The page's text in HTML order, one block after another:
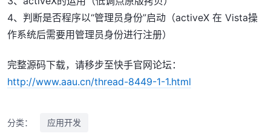
4、判断是否程序以“管理员身份”启动（activeX 在 Vista操
作系统后需要用管理员身份进行注册）
完整源码下载，请移步至快手官网论坛：
http://www.aau.cn/thread-8449-1-1.html
分类： 应用开发